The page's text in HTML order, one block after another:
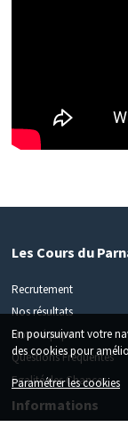
Les Cours du
Recrutement
Nos résultats
Notre équipe
Questions Fréquentes
Egalité des Chances
Informations
En poursuivant votre
des cookies pour
Paramétrer les cookies